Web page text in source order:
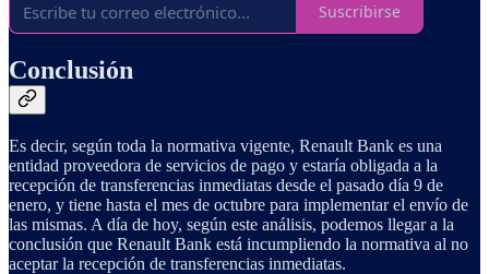
Suscribirse
Conclusión
Es decir, según toda la normativa vigente, Renault Bank es una
entidad proveedora de servicios de pago y estaría obligada a la
recepción de transferencias inmediatas desde el pasado día 9 de
enero, y tiene hasta el mes de octubre para implementar el envío de
las mismas. A día de hoy, según este análisis, podemos llegar a la
conclusión que Renault Bank está incumpliendo la normativa al no
aceptar la recepción de transferencias inmediatas.